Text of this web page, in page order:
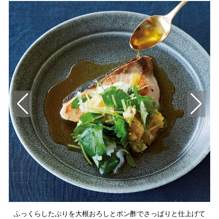
ふっくらしたぶりを大根おろしとポン酢でさっぱりと仕上げて